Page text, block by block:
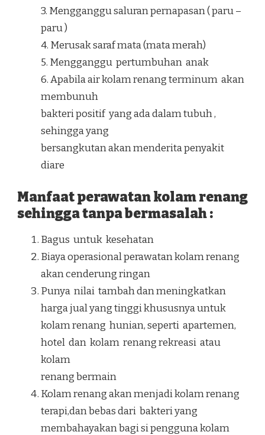
3. Mengganggu saluran pernapasan ( paru –
paru )
4. Merusak saraf mata (mata merah)
5. Mengganggu pertumbuhan anak
6. Apabila air kolam renang terminum akan
membunuh
bakteri positif yang ada dalam tubuh ,
sehingga yang
bersangkutan akan menderita penyakit
diare
Manfaat perawatan kolam renang
sehingga tanpa bermasalah :
Bagus untuk kesehatan
Biaya operasional perawatan kolam renang
akan cenderung ringan
Punya nilai tambah dan meningkatkan
harga jual yang tinggi khususnya untuk
kolam renang hunian, seperti apartemen,
hotel dan kolam renang rekreasi atau
kolam
renang bermain
Kolam renang akan menjadi kolam renang
terapi,dan bebas dari bakteri yang
membahayakan bagi si pengguna kolam